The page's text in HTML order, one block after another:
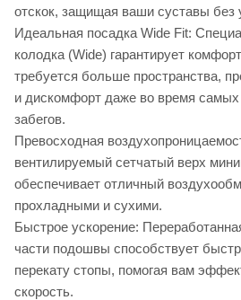
отскок, защищая ваши суставы без
Идеальная посадка Wide Fit:
колодка (Wide) гарантирует
требуется больше пространства,
и дискомфорт даже во время
забегов.
Превосходная
вентилируемый сетчатый верх
обеспечивает отличный
прохладными и сухими.
Быстрое ускорение:
части подошвы способствует
перекату стопы, помогая вам
скорость.